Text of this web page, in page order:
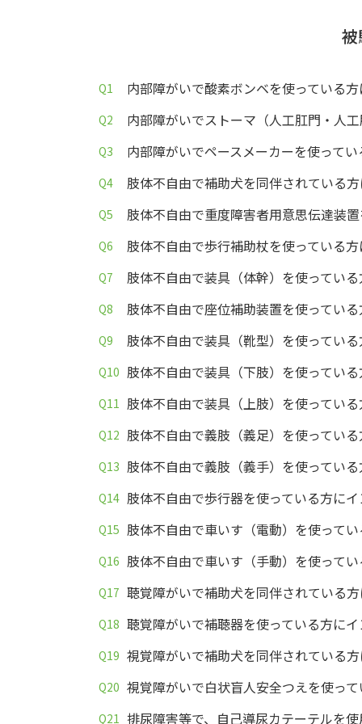
内部障がいで酸素ボンベを使っている
内部障がいでストーマ（人工肛門・人
内部障がいでペースメーカーを使って
肢体不自由で補助犬を同伴されている
肢体不自由で重度障害者用意思伝達装
肢体不自由で歩行補助杖を使っている
肢体不自由で装具（体幹）を使ってい
肢体不自由で座位補助装置を使ってい
肢体不自由で装具（靴型）を使ってい
肢体不自由で装具（下肢）を使ってい
肢体不自由で装具（上肢）を使ってい
肢体不自由で義肢（義足）を使ってい
肢体不自由で義肢（義手）を使ってい
肢体不自由で歩行器を使っている方に
肢体不自由で車いす（電動）を使って
肢体不自由で車いす（手動）を使って
聴覚障がいで補助犬を同伴されている
聴覚障がいで補聴器を使っている方に
視覚障がいで補助犬を同伴されている
視覚障がいで白状盲人安全つえを使っ
排尿障害等で、自己導尿カテーテルを